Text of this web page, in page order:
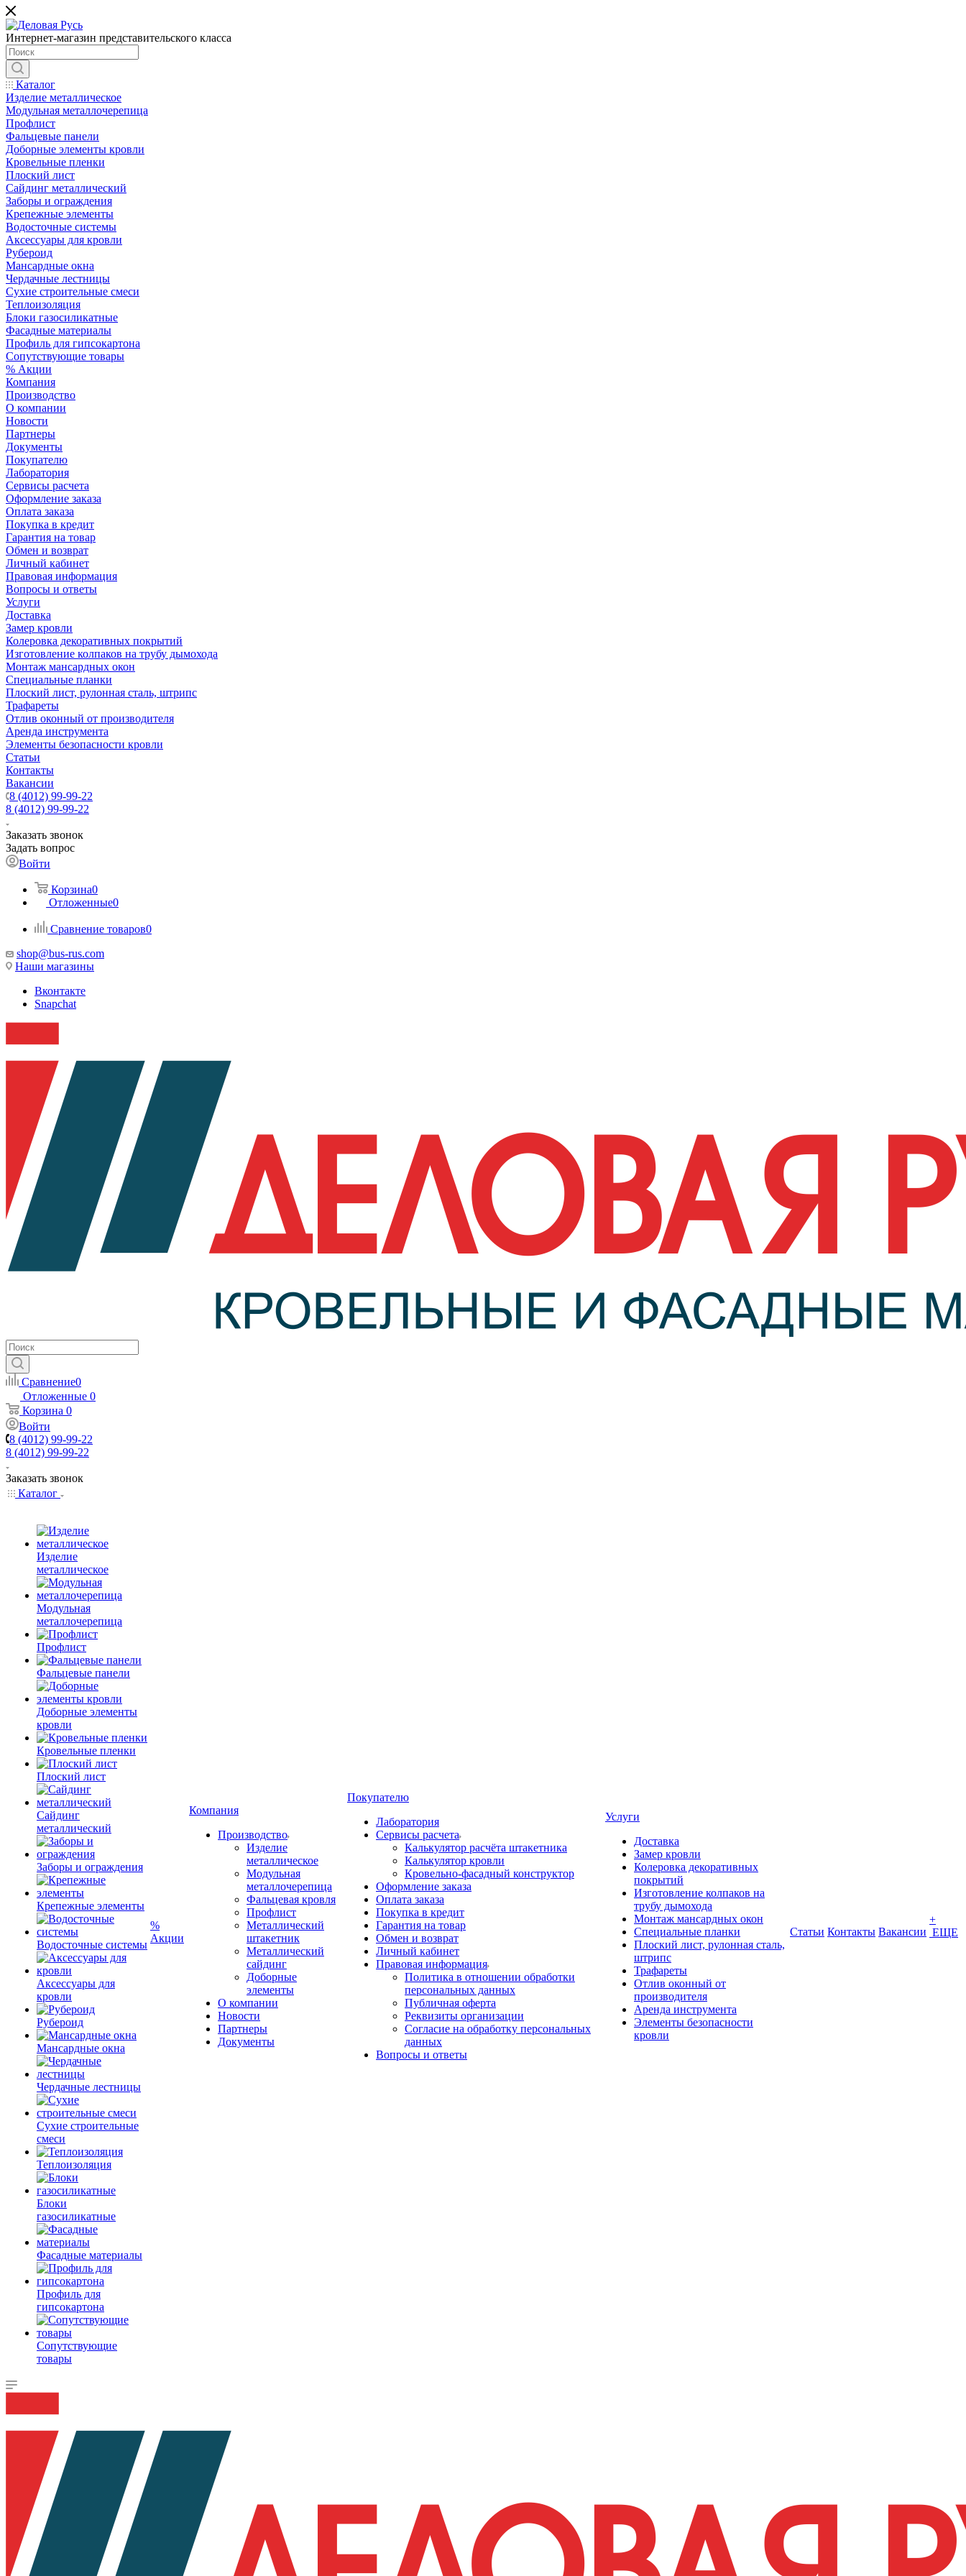
Интернет-магазин представительского класса
Каталог
Изделие металлическое
Модульная металлочерепица
Профлист
Фальцевые панели
Доборные элементы кровли
Кровельные пленки
Плоский лист
Сайдинг металлический
Заборы и ограждения
Крепежные элементы
Водосточные системы
Аксессуары для кровли
Рубероид
Мансардные окна
Чердачные лестницы
Сухие строительные смеси
Теплоизоляция
Блоки газосиликатные
Фасадные материалы
Профиль для гипсокартона
Сопутствующие товары
% Акции
Компания
Производство
О компании
Новости
Партнеры
Документы
Покупателю
Лаборатория
Сервисы расчета
Оформление заказа
Оплата заказа
Покупка в кредит
Гарантия на товар
Обмен и возврат
Личный кабинет
Правовая информация
Вопросы и ответы
Услуги
Доставка
Замер кровли
Колеровка декоративных покрытий
Изготовление колпаков на трубу дымохода
Монтаж мансардных окон
Специальные планки
Плоский лист, рулонная сталь, штрипс
Трафареты
Отлив оконный от производителя
Аренда инструмента
Элементы безопасности кровли
Статьи
Контакты
Вакансии
8 (4012) 99-99-22
8 (4012) 99-99-22
Заказать звонок
Задать вопрос
Войти
Корзина0
Отложенные0
Сравнение товаров0
shop@bus-rus.com
Наши магазины
Вконтакте
Snapchat
Сравнение0
Отложенные 0
Корзина 0
Войти
8 (4012) 99-99-22
8 (4012) 99-99-22
Заказать звонок
Каталог
Изделие
металлическое
Модульная
металлочерепица
Профлист
Фальцевые панели
Доборные элементы
кровли
Кровельные пленки
Плоский лист
Сайдинг
металлический
Заборы и ограждения
Крепежные элементы
Водосточные системы
Аксессуары для
кровли
Рубероид
Мансардные окна
Чердачные лестницы
Сухие строительные
смеси
Теплоизоляция
Блоки
газосиликатные
Фасадные материалы
Профиль для
гипсокартона
Сопутствующие
товары
%
Акции
Компания
Производство
Изделие
металлическое
Модульная
металлочерепица
Фальцевая кровля
Профлист
Металлический
штакетник
Металлический
сайдинг
Доборные
элементы
О компании
Новости
Партнеры
Документы
Покупателю
Лаборатория
Сервисы расчета
Калькулятор расчёта штакетника
Калькулятор кровли
Кровельно-фасадный конструктор
Оформление заказа
Оплата заказа
Покупка в кредит
Гарантия на товар
Обмен и возврат
Личный кабинет
Правовая информация
Политика в отношении обработки
персональных данных
Публичная оферта
Реквизиты организации
Согласие на обработку персональных
данных
Вопросы и ответы
Услуги
Доставка
Замер кровли
Колеровка декоративных
покрытий
Изготовление колпаков на
трубу дымохода
Монтаж мансардных окон
Специальные планки
Плоский лист, рулонная сталь,
штрипс
Трафареты
Отлив оконный от
производителя
Аренда инструмента
Элементы безопасности
кровли
Статьи Контакты Вакансии
+
ЕЩЕ